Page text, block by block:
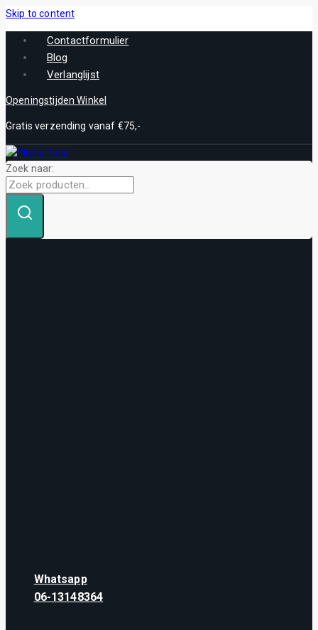
Skip to content
Contactformulier
Blog
Verlanglijst
Openingstijden Winkel
Gratis verzending vanaf €75,-
Zoek naar:
Whatsapp
06-13148364